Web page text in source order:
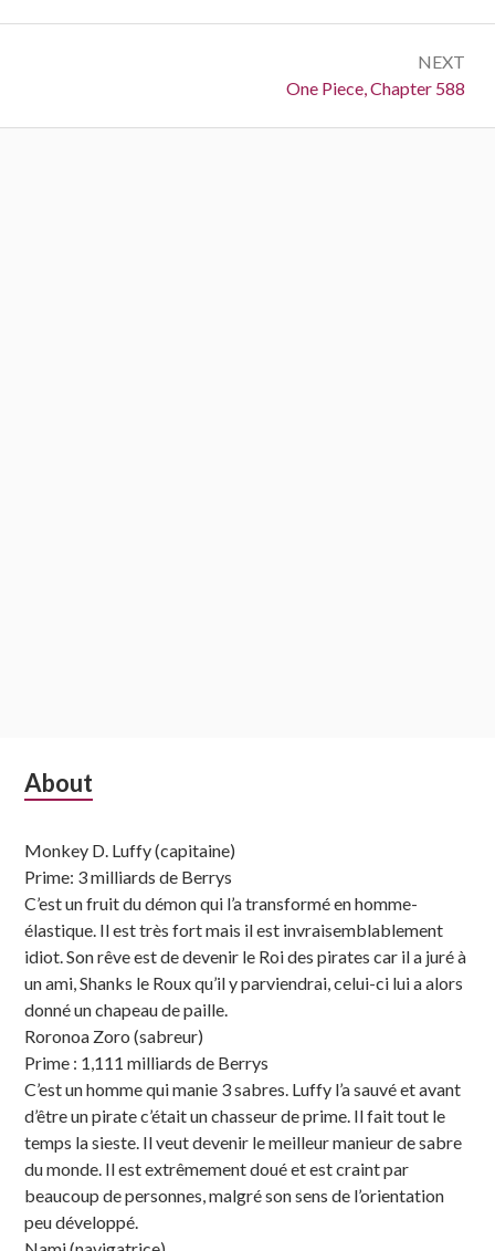
NEXT
Next:
One Piece, Chapter 588
Subsidiary
About
Monkey D. Luffy (capitaine)
Prime: 3 milliards de Berrys
C’est un fruit du démon qui l’a transformé en homme-
élastique. Il est très fort mais il est invraisemblablement
idiot. Son rêve est de devenir le Roi des pirates car il a juré à
un ami, Shanks le Roux qu’il y parviendrai, celui-ci lui a alors
donné un chapeau de paille.
Roronoa Zoro (sabreur)
Prime : 1,111 milliards de Berrys
C’est un homme qui manie 3 sabres. Luffy l’a sauvé et avant
d’être un pirate c’était un chasseur de prime. Il fait tout le
temps la sieste. Il veut devenir le meilleur manieur de sabre
du monde. Il est extrêmement doué et est craint par
beaucoup de personnes, malgré son sens de l’orientation
peu développé.